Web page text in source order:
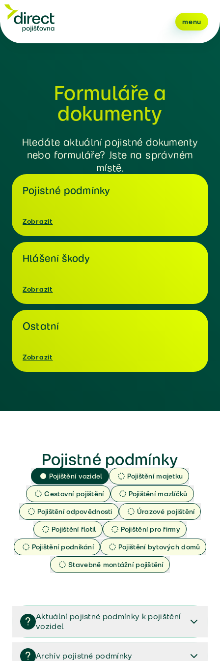
menu
Formuláře a
dokumenty
Hledáte aktuální pojistné dokumenty
nebo formuláře? Jste na správném
místě.
Pojistné podmínky
Zobrazit
Hlášení škody
Zobrazit
Ostatní
Zobrazit
Pojistné podmínky
Pojištění vozidel
Pojištění majetku
Cestovní pojištění
Pojištění mazlíčků
Pojištění odpovědnosti
Úrazové pojištění
Pojištění flotil
Pojištění pro firmy
Pojištění podnikání
Pojištění bytových domů
Stavebně montážní pojištění
Aktuální pojistné podmínky k pojištění
vozidel
Pojištění vozidel/Pojistné podmínky a vše důležité ke
smlouvě (PDF)
Archív pojistné podmínky